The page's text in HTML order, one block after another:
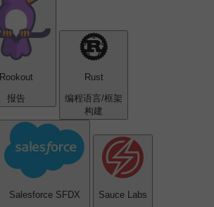
Rookout
报告
Rust
编程语言/框架
构建
Salesforce SFDX
Sauce Labs